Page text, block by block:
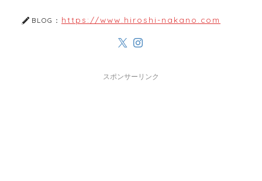
BLOG： https://www.hiroshi-nakano.com
スポンサーリンク